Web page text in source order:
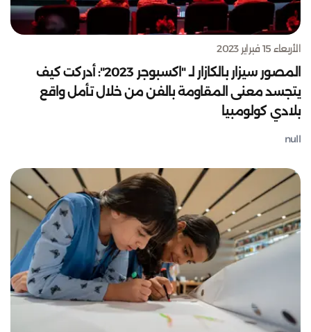
الأربعاء 15 فبراير 2023
المصور سيزار بالكازار لـ "اكسبوجر 2023": أدركت كيف
يتجسد معنى المقاومة بالفن من خلال تأمل واقع
بلادي كولومبيا
null